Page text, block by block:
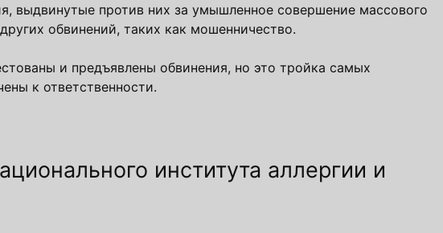
выдвинутые против них за умышленное совершение массового
обвинений, таких как мошенничество.
и предъявлены обвинения, но это тройка самых
к ответственности.
института аллергии и